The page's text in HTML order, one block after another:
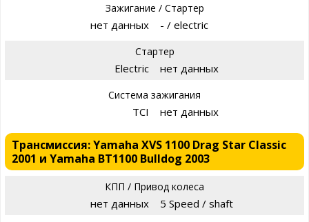
Зажигание / Стартер
нет данных - / electric
Стартер
Electric нет данных
Система зажигания
TCI нет данных
Трансмиссия: Yamaha XVS 1100 Drag Star Classic
2001 и Yamaha BT1100 Bulldog 2003
КПП / Привод колеса
нет данных 5 Speed / shaft